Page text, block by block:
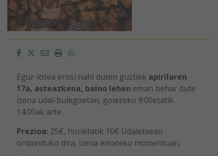
Facebook
Twitter
EmailImprimirWhatsapp
Egur-lotea erosi nahi duten guztiek apirilaren
17a, asteazkena, baino lehen eman behar dute
izena udal-bulegoetan, goiezeko 9:00etatik
14:00ak arte.
Prezioa: 25€, horietatik 10€ Udaletxean
ordainduko dira, izena emateko momentuan.